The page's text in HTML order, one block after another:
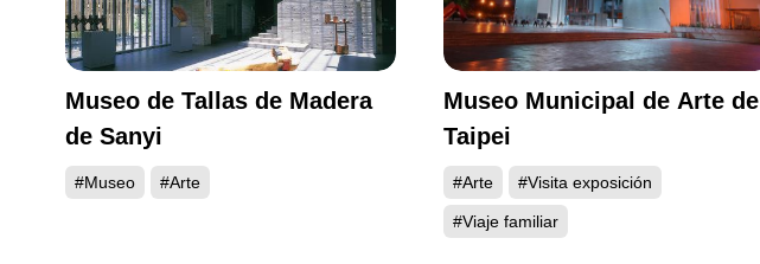
Museo de Tallas de Madera
de Sanyi
#Museo #Arte
Museo Municipal de Arte de
Taipei
#Arte #Visita exposición
#Viaje familiar